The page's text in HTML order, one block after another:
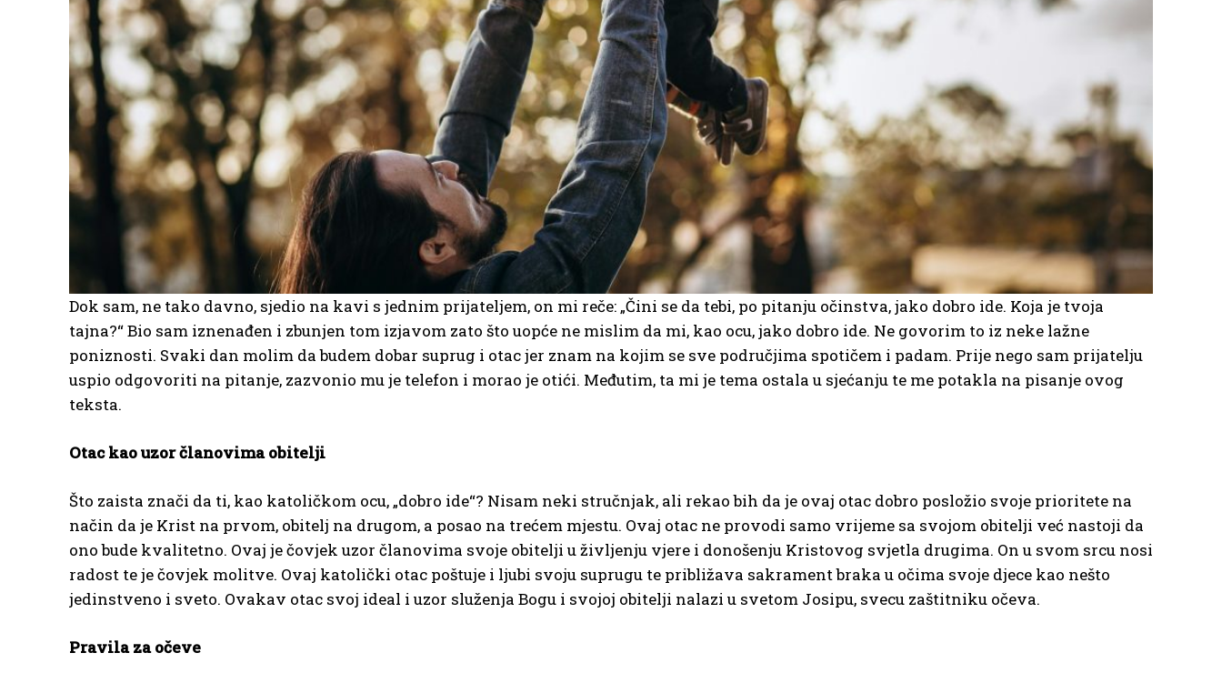
Dok sam, ne tako davno, sjedio na kavi s jednim prijateljem, on mi reče: „Čini se da tebi, po pitanju očinstva, jako dobro ide. Koja je tvoja
tajna?“ Bio sam iznenađen i zbunjen tom izjavom zato što uopće ne mislim da mi, kao ocu, jako dobro ide. Ne govorim to iz neke lažne
poniznosti. Svaki dan molim da budem dobar suprug i otac jer znam na kojim se sve područjima spotičem i padam. Prije nego sam prijatelju
uspio odgovoriti na pitanje, zazvonio mu je telefon i morao je otići. Međutim, ta mi je tema ostala u sjećanju te me potakla na pisanje ovog
teksta.
Otac kao uzor članovima obitelji
Što zaista znači da ti, kao katoličkom ocu, „dobro ide“? Nisam neki stručnjak, ali rekao bih da je ovaj otac dobro posložio svoje prioritete na
način da je Krist na prvom, obitelj na drugom, a posao na trećem mjestu. Ovaj otac ne provodi samo vrijeme sa svojom obitelji već nastoji da
ono bude kvalitetno. Ovaj je čovjek uzor članovima svoje obitelji u življenju vjere i donošenju Kristovog svjetla drugima. On u svom srcu nosi
radost te je čovjek molitve. Ovaj katolički otac poštuje i ljubi svoju suprugu te približava sakrament braka u očima svoje djece kao nešto
jedinstveno i sveto. Ovakav otac svoj ideal i uzor služenja Bogu i svojoj obitelji nalazi u svetom Josipu, svecu zaštitniku očeva.
Pravila za očeve